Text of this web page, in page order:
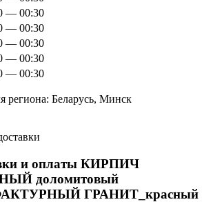
— 00:30
— 00:30
— 00:30
— 00:30
— 00:30
региона: Беларусь, Минск
и оплаты КИРПИЧ
доломитовый
ГРАНИТ_красный